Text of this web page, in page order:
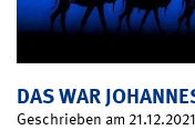
DAS WAR
Geschrieben am